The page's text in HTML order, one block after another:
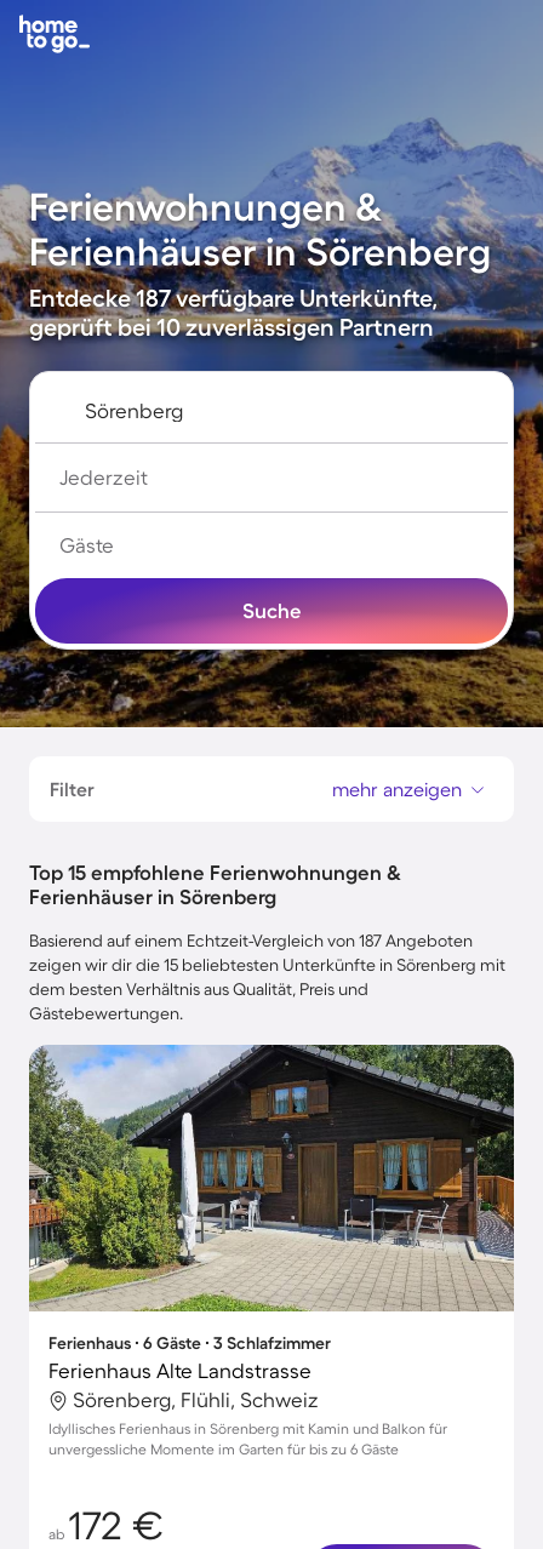
Ferienwohnungen &
Ferienhäuser in Sörenberg
Entdecke 187 verfügbare Unterkünfte,
geprüft bei 10 zuverlässigen Partnern
Jederzeit
Gäste
Suche
Filter mehr anzeigen
Top 15 empfohlene Ferienwohnungen &
Ferienhäuser in Sörenberg
Basierend auf einem Echtzeit-Vergleich von 187 Angeboten
zeigen wir dir die 15 beliebtesten Unterkünfte in Sörenberg mit
dem besten Verhältnis aus Qualität, Preis und
Gästebewertungen.
Ferienhaus ∙ 6 Gäste ∙ 3 Schlafzimmer
Ferienhaus Alte Landstrasse
Sörenberg, Flühli, Schweiz
Idyllisches Ferienhaus in Sörenberg mit Kamin und Balkon für
unvergessliche Momente im Garten für bis zu 6 Gäste
ab 172 €